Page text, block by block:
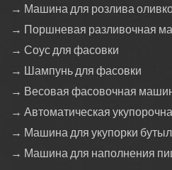
→ Машина для розлива
→ Поршневая разливочная
→ Соус для фасовки
→ Шампунь для фасовки
→ Весовая фасовочная
→ Автоматическая
→ Машина для укупорки
→ Машина для наполнения